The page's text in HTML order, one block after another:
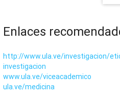
Enlaces
http://www.ula.ve/investigacion/
investigacion
www.ula.ve/viceacademico
ula.ve/medicina